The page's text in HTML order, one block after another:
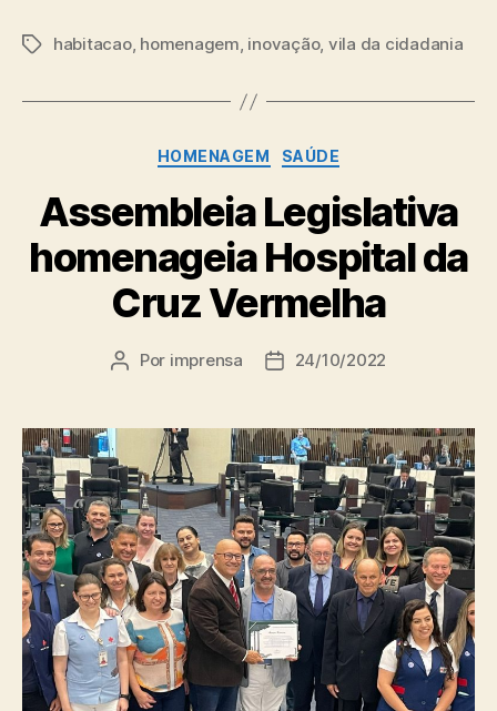
Tagshabitacao, homenagem, inovação, vila da cidadania
Categorias
HOMENAGEM SAÚDE
Assembleia Legislativa
homenageia Hospital da
Cruz Vermelha
Autor
Por imprensa
Data24/10/2022